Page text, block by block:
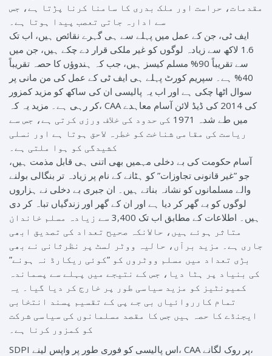
مقدمات، حراست اور ملک بدری کا سامنا کرنا پڑتا ہے، جس
سے ادارہ جاتی تعصب پیدا ہوتا ہے۔
ایف ٹی، جن کے عمل میں پہلے سے ہی گہرے نقائص ہیں، اب تک
1.6 لاکھ سے زیادہ لوگوں کو غیر ملکی قرار دے چکے ہیں، جن میں
سے تقریباً 90% مسلم کیسز ہیں، جب کہ ہندوؤں کا حصہ تقریباً
40% ہے۔ سپریم کورٹ پہلے ہی ایف ٹی کے عمل کی من مانی پر
سوال اٹھا چکی ہے اور اب یہ پالیسی ان کی ساکھ کو مزید کمزور
کر رہی ہے۔ مزید یہ کہ، CAA کی 2014 کی ڈیڈ لائن آسام معاہدے
میں طے شدہ 1971 کی حدود کی خلاف ورزی کرتی ہے، جس سے
ریاست کی مقامی شناخت کو خطرہ لاحق ہوتا ہے اور نسلی
کشیدگی کو ہوا ملتی ہے۔
آسام حکومت کی بے دخلی مہمیں بھی اتنی ہی قابل مذمت ہیں،
جو ”غیر قانونی تجاوزات” کو ہٹانے کے نام پر زیادہ تر بنگالی بولنے
والے مسلمانوں کو نشانہ بناتے ہیں۔ ان جبری بے دخلی نے ہزاروں
لوگوں کو بے گھر کر دیا ہے اور ان کے گھر اور زندگیاں تباہ کر دی
ہیں۔ اطلاعات کے مطابق اب تک 3,400 سے زیادہ مسلم خاندان
متاثر ہوئے ہیں، حالانکہ صحیح تعداد کی تصدیق ابھی
جاری ہے۔ مزید برآں، حالیہ ووٹر لسٹ پر نظرثانی نے بھی
بڑی تعداد میں مسلم ووٹروں کو ”کوئی ریکارڈ نہ ہونے”
کی بنیاد پر ہٹا دیا، جس کے نتیجے میں پہلے سے پسماندہ
کمیونٹیز کو مزید سیاسی طور پر خارج کر دیا گیا۔ یہ
تمام کارروائیاں بی جے پی کے تقسیم پسند انتخابی
ایجنڈے کا حصہ ہیں جس کا مقصد مسلمانوں کی سیاسی شرکت
کو کمزور کرنا ہے۔
SDPI اس پالیسی کو فوری طور پر واپس لینے، CAA پر روک لگانے،